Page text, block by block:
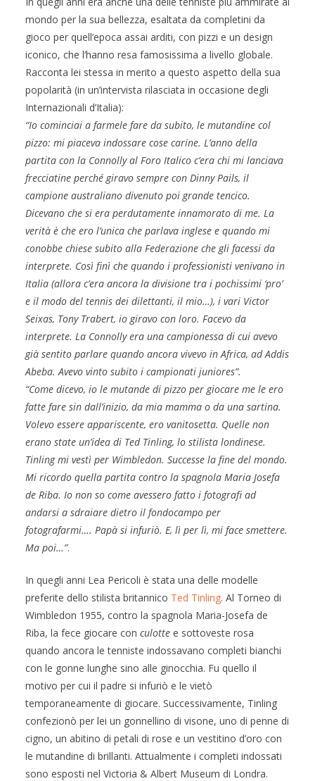
mondo per la sua bellezza, esaltata da completini da
gioco per quell’epoca assai arditi, con pizzi e un design
iconico, che l’hanno resa famosissima a livello globale.
Racconta lei stessa in merito a questo aspetto della sua
popolarità (in un’intervista rilasciata in occasione degli
Internazionali d’Italia):
“Io cominciai a farmele fare da subito, le mutandine col
pizzo: mi piaceva indossare cose carine. L’anno della
partita con la Connolly al Foro Italico c’era chi mi lanciava
frecciatine perché giravo sempre con Dinny Pails, il
campione australiano divenuto poi grande tencico.
Dicevano che si era perdutamente innamorato di me. La
verità è che ero l’unica che parlava inglese e quando mi
conobbe chiese subito alla Federazione che gli facessi da
interprete. Così finì che quando i professionisti venivano in
Italia (allora c’era ancora la divisione tra i pochissimi ‘pro’
e il modo del tennis dei dilettanti, il mio…), i vari Victor
Seixas, Tony Trabert, io giravo con loro. Facevo da
interprete. La Connolly era una campionessa di cui avevo
già sentito parlare quando ancora vivevo in Africa, ad Addis
Abeba. Avevo vinto subito i campionati juniores”.
“Come dicevo, io le mutande di pizzo per giocare me le ero
fatte fare sin dall’inizio, da mia mamma o da una sartina.
Volevo essere appariscente, ero vanitosetta. Quelle non
erano state un’idea di Ted Tinling, lo stilista londinese.
Tinling mi vestì per Wimbledon. Successe la fine del mondo.
Mi ricordo quella partita contro la spagnola Maria Josefa
de Riba. Io non so come avessero fatto i fotografi ad
andarsi a sdraiare dietro il fondocampo per
fotografarmi…. Papà si infuriò. E, lì per lì, mi face smettere.
Ma poi…”.
In quegli anni Lea Pericoli è stata una delle modelle
preferite dello stilista britannico Ted Tinling. Al Torneo di
Wimbledon 1955, contro la spagnola Maria-Josefa de
Riba, la fece giocare con culotte e sottoveste rosa
quando ancora le tenniste indossavano completi bianchi
con le gonne lunghe sino alle ginocchia. Fu quello il
motivo per cui il padre si infuriò e le vietò
temporaneamente di giocare. Successivamente, Tinling
confezionò per lei un gonnellino di visone, uno di penne di
cigno, un abitino di petali di rose e un vestitino d’oro con
le mutandine di brillanti. Attualmente i completi indossati
sono esposti nel Victoria & Albert Museum di Londra.